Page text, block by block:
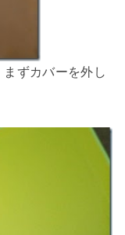
ずカバーを外し